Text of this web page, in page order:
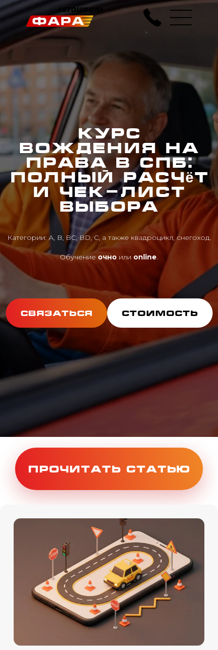
Курс
вождения на
права в СПб:
полный расчёт
и чек-лист
выбора
Категории: A, B, BC, BD, C, а также квадроцикл, снегоход.
Обучение очно или online.
СВЯЗАТЬСЯ СТОИМОСТЬ
Прочитать статью
-онлайн (понедельник и
среда) 19:30-22:00
Даты старта групп
и их расписание
+7 (911) 920-15-22
Теория Онлайн
Подробности по телефону